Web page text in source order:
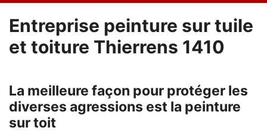
Entreprise peinture sur tuile
et toiture Thierrens 1410
La meilleure façon pour protéger les
diverses agressions est la peinture
sur toit